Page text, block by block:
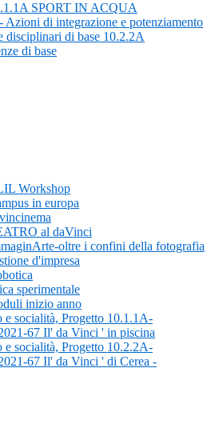
SPORT IN ACQUA
Azioni di integrazione e potenziamento
disciplinari di base 10.2.2A
di base
Workshop
in europa
al daVinci
oltre i confini della fotografia
d'impresa
sperimentale
inizio anno
e socialità, Progetto 10.1.1A-
67 Il' da Vinci ' in piscina
e socialità, Progetto 10.2.2A-
67 Il' da Vinci ' di Cerea -